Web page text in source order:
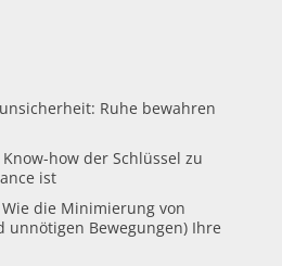
Ruhe bewahren
how der Schlüssel zu
ist
die Minimierung von
unnötigen Bewegungen) Ihre